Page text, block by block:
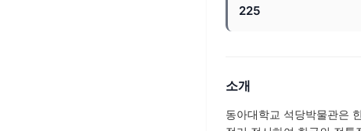
225
소개
동아대학교 석당박물관은